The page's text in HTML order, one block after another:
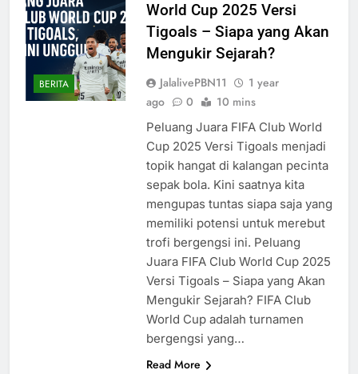
BERITA
World Cup 2025 Versi
Tigoals – Siapa yang Akan
Mengukir Sejarah?
JalalivePBN11
1 year
ago
0 10 mins
Peluang Juara FIFA Club World
Cup 2025 Versi Tigoals menjadi
topik hangat di kalangan pecinta
sepak bola. Kini saatnya kita
mengupas tuntas siapa saja yang
memiliki potensi untuk merebut
trofi bergengsi ini. Peluang
Juara FIFA Club World Cup 2025
Versi Tigoals – Siapa yang Akan
Mengukir Sejarah? FIFA Club
World Cup adalah turnamen
bergengsi yang…
Read More